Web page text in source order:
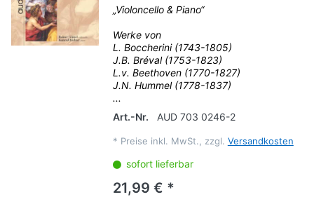
„Violoncello & Piano“
Werke von
L. Boccherini (1743-1805)
J.B. Bréval (1753-1823)
L.v. Beethoven (1770-1827)
J.N. Hummel (1778-1837)
...
Art.-Nr.
AUD 703 0246-2
* Preise inkl. MwSt., zzgl. Versandkosten
sofort lieferbar
21,99 € *